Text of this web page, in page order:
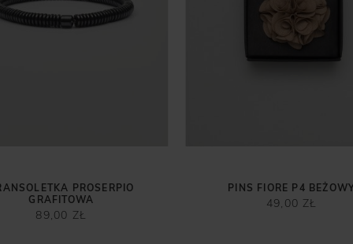
PROSERPIO
GRAFITOWA
89,00 ZŁ
PINS FIORE P4
49,00 ZŁ